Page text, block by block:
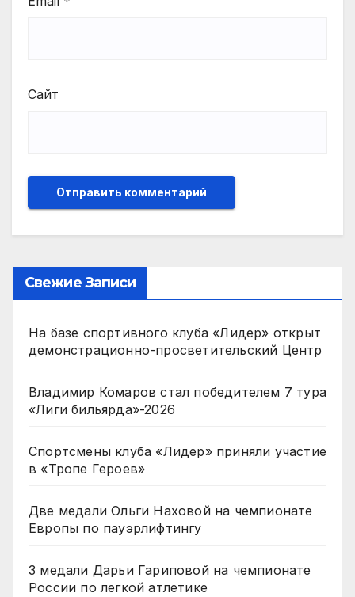
Сайт
Свежие Записи
На базе спортивного клуба «Лидер» открыт
демонстрационно-просветительский Центр
Владимир Комаров стал победителем 7 тура
«Лиги бильярда»-2026
Спортсмены клуба «Лидер» приняли участие
в «Тропе Героев»
Две медали Ольги Наховой на чемпионате
Европы по пауэрлифтингу
3 медали Дарьи Гариповой на чемпионате
России по легкой атлетике